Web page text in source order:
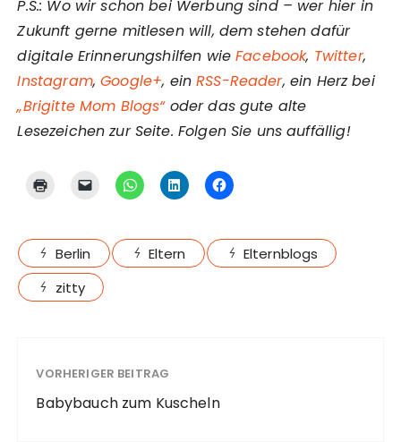
P.S.: Wo wir schon bei Werbung sind – wer hier in
Zukunft gerne mitlesen will, dem stehen dafür
digitale Erinnerungshilfen wieFacebook, Twitter,
Instagram,Google+, einRSS-Reader, ein Herz bei
„Brigitte Mom Blogs“oder das gute alte
Lesezeichen zur Seite. Folgen Sie uns auffällig!
Berlin Eltern
Elternblogs
zitty
VORHERIGER BEITRAG
Babybauch zum Kuscheln